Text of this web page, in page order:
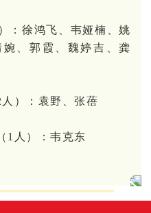
：徐鸿飞、韦娅楠、姚
、郭霞、魏婷吉、龚
人）：袁野、张蓓
1人）：韦克东